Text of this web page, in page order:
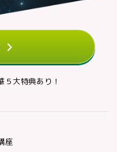
大特典あり！
座